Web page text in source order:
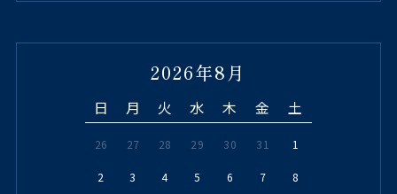
2026年8月
日 月 火 水 木 金 土
26 27 28 29 30 31 1
2 3 4 5 6 7 8